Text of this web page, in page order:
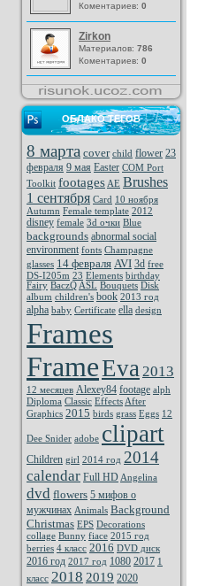
Коментариев: 0
Zirkon
Материалов: 786
Коментариев: 0
ОБЛАКО ТЕГОВ
8 марта cover child flower 23
февраля 9 мая Easter COM Port
Toolkit footages AE Brushes
1 сентября Card 10 ноября
Autumn Female template 2012
disney female 3d очки Blue
backgrounds abnormal social
environment fonts Champagne
glasses 14 февраля AVI 3d free
DS-I205m 23 Elements birthday
Fairy BaczQ ASL Bouquets Disk
album children's book 2013 год
alpha baby Certificate ella design
Frames
FrameEva 2013
12 месяцев Alexey84 footage alph
Diploma Classic Effects After
Graphics 2015 birds grass Eggs 12
Dee Snider adobe clipart
Children girl 2014 год 2014
calendar Full HD Angelina
dvd flowers 5 мифов о
мужчинах Animals Background
Christmas EPS Decorations
collage Bunny fiace 2015 год
berries 4 класс 2016 DVD диск
2016 год 2017 год 1080 2017 1
класс 2018 2019 2020